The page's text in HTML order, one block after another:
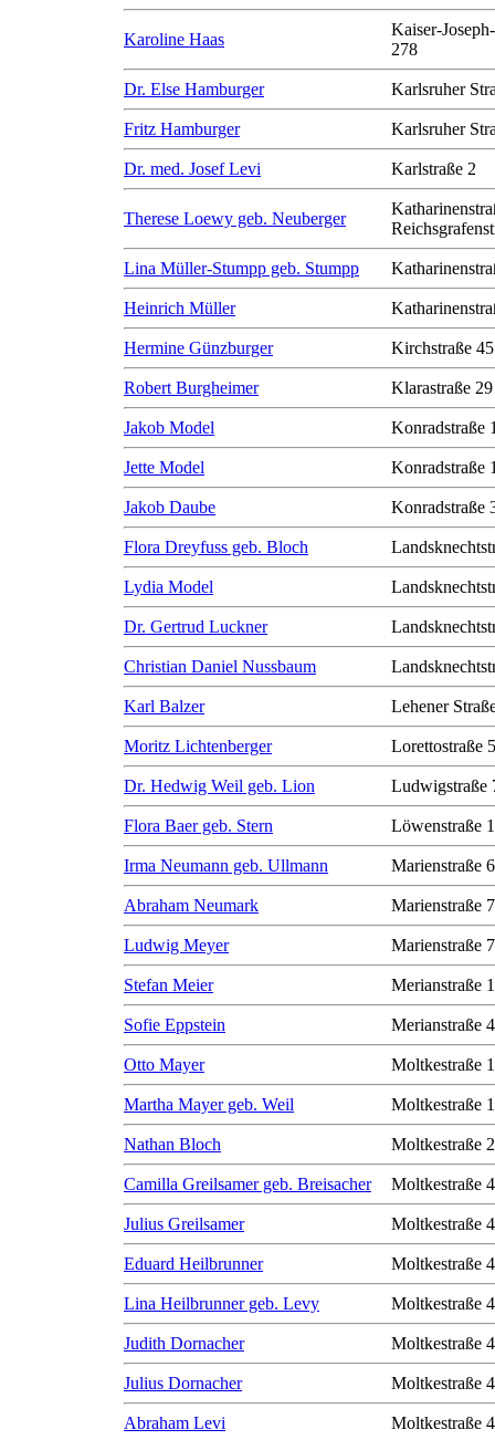
Karoline Haas
Kaiser-
278
Dr. Else Hamburger Karlsruher
Fritz Hamburger Karlsruher
Dr. med. Josef Levi Karlstraße 2
Therese Loewy geb. Neuberger
Lina Müller-Stumpp geb. Stumpp
Heinrich Müller
Hermine Günzburger Kirchstraße 45
Robert Burgheimer Klarastraße 29
Jakob Model Konradstraße
Jette Model Konradstraße
Jakob Daube Konradstraße
Flora Dreyfuss geb. Bloch
Lydia Model
Dr. Gertrud Luckner
Christian Daniel Nussbaum
Karl Balzer Lehener
Moritz Lichtenberger Lorettostraße
Dr. Hedwig Weil geb. Lion Ludwigstraße
Flora Baer geb. Stern Löwenstraße 1
Irma Neumann geb. Ullmann Marienstraße 6
Abraham Neumark Marienstraße 7
Ludwig Meyer Marienstraße 7
Stefan Meier Merianstraße
Sofie Eppstein Merianstraße
Otto Mayer Moltkestraße
Martha Mayer geb. Weil Moltkestraße
Nathan Bloch Moltkestraße
Camilla Greilsamer geb. Breisacher Moltkestraße
Julius Greilsamer Moltkestraße
Eduard Heilbrunner Moltkestraße
Lina Heilbrunner geb. Levy Moltkestraße
Judith Dornacher Moltkestraße
Julius Dornacher Moltkestraße
Abraham Levi Moltkestraße